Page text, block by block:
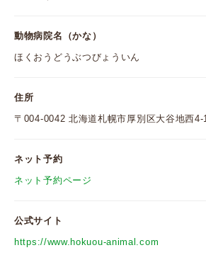
動物病院名（かな）
ほくおうどうぶつびょういん
住所
〒004-0042 北海道札幌市厚別区大谷地西4-
ネット予約
ネット予約ページ
公式サイト
https://www.hokuou-animal.com